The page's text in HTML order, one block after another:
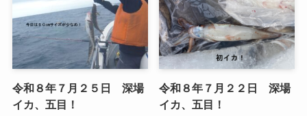
令和８年７月２５日 深場
イカ、五目！
令和８年７月２２日 深場
イカ、五目！